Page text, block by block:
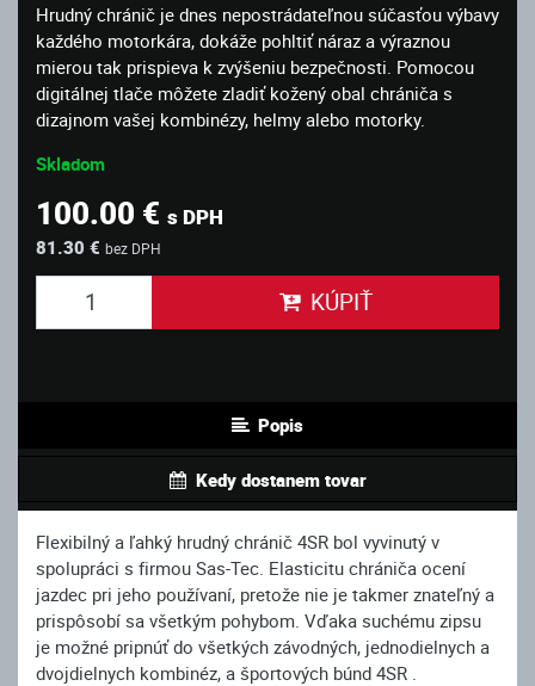
Hrudný chránič je dnes nepostrádateľnou súčasťou výbavy
každého motorkára, dokáže pohltiť náraz a výraznou
mierou tak prispieva k zvýšeniu bezpečnosti. Pomocou
digitálnej tlače môžete zladiť kožený obal chrániča s
dizajnom vašej kombinézy, helmy alebo motorky.
Skladom
100.00 € s DPH
81.30 € bez DPH
KÚPIŤ
Popis
Kedy dostanem tovar
Flexibilný a ľahký hrudný chránič 4SR bol vyvinutý v
spolupráci s firmou Sas-Tec. Elasticitu chrániča ocení
jazdec pri jeho používaní, pretože nie je takmer znateľný a
prispôsobí sa všetkým pohybom. Vďaka suchému zipsu
je možné pripnúť do všetkých závodných, jednodielnych a
dvojdielnych kombinéz, a športových búnd 4SR .